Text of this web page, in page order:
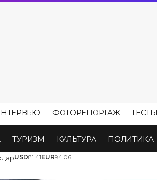
ФОТОРЕПОРТАЖ ТЕСТЫ
ТУРИЗМ КУЛЬТУРА ПОЛИТИКА
USD81.41EUR94.06